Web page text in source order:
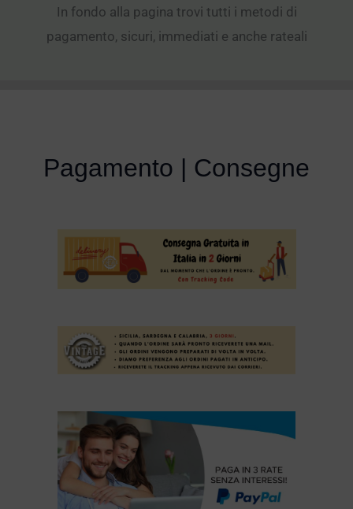
In fondo alla pagina trovi tutti i metodi di
pagamento, sicuri, immediati e anche rateali
Pagamento | Consegne